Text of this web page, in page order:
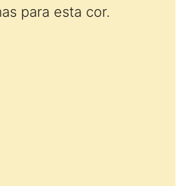
para esta cor.